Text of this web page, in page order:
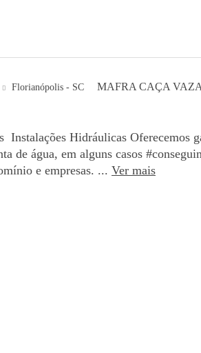
Florianópolis - SC MAFRA CAÇA
Hidráulicas Oferecemos
de água, em alguns casos
e empresas. ... Ver mais